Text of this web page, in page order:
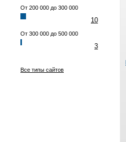
От 200 000 до 300 000
10
От 300 000 до 500 000
3
Все типы сайтов